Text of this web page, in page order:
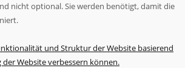
nicht optional. Sie werden benötigt, damit die
und Struktur der Website basierend
Website verbessern können.